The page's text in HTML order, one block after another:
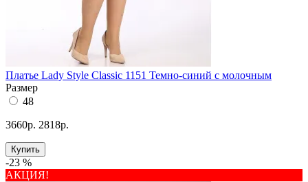
Платье Lady Style Classic 1151 Темно-синий с молочным
Размер
48
3660р. 2818р.
Купить
-23 %
АКЦИЯ!